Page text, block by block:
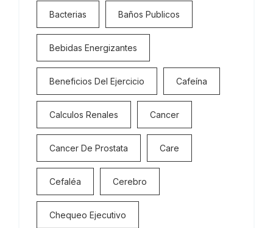
Bacterias Baños Publicos
Bebidas Energizantes
Beneficios Del Ejercicio Cafeína
Calculos Renales Cancer
Cancer De Prostata Care
Cefaléa Cerebro
Chequeo Ejecutivo